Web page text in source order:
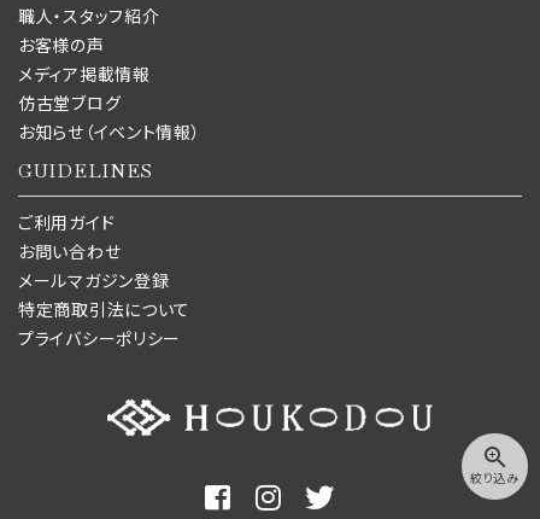
zoom_in
絞り込み
職人・スタッフ紹介
お客様の声
メディア掲載情報
仿古堂ブログ
お知らせ（イベント情報）
GUIDELINES
ご利用ガイド
お問い合わせ
メールマガジン登録
特定商取引法について
プライバシーポリシー